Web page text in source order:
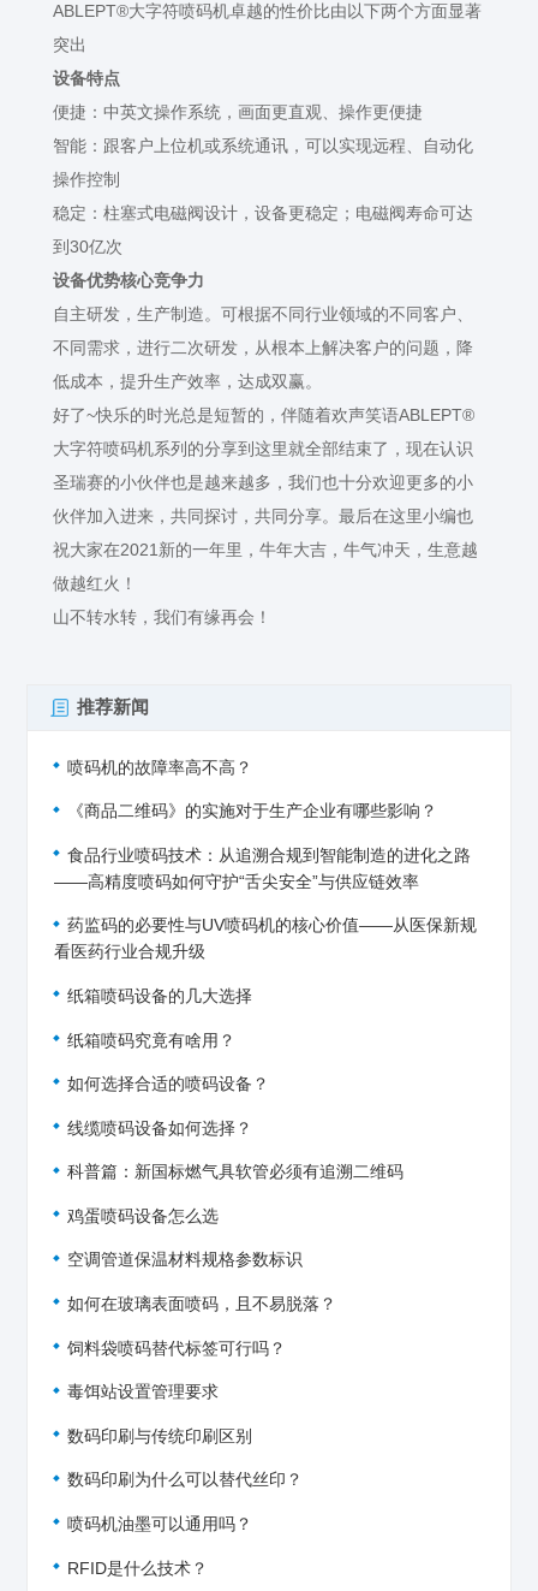
ABLEPT®大字符喷码机卓越的性价比由以下两个方面显著
突出
设备特点
便捷：中英文操作系统，画面更直观、操作更便捷
智能：跟客户上位机或系统通讯，可以实现远程、自动化
操作控制
稳定：柱塞式电磁阀设计，设备更稳定；电磁阀寿命可达
到30亿次
设备优势核心竞争力
自主研发，生产制造。可根据不同行业领域的不同客户、
不同需求，进行二次研发，从根本上解决客户的问题，降
低成本，提升生产效率，达成双赢。
好了~快乐的时光总是短暂的，伴随着欢声笑语ABLEPT®
大字符喷码机系列的分享到这里就全部结束了，现在认识
圣瑞赛的小伙伴也是越来越多，我们也十分欢迎更多的小
伙伴加入进来，共同探讨，共同分享。最后在这里小编也
祝大家在2021新的一年里，牛年大吉，牛气冲天，生意越
做越红火！
山不转水转，我们有缘再会！
推荐新闻
喷码机的故障率高不高？
《商品二维码》的实施对于生产企业有哪些影响？
食品行业喷码技术：从追溯合规到智能制造的进化之路
——高精度喷码如何守护“舌尖安全”与供应链效率
药监码的必要性与UV喷码机的核心价值——从医保新规
看医药行业合规升级
纸箱喷码设备的几大选择
纸箱喷码究竟有啥用？
如何选择合适的喷码设备？
线缆喷码设备如何选择？
科普篇：新国标燃气具软管必须有追溯二维码
鸡蛋喷码设备怎么选
空调管道保温材料规格参数标识
如何在玻璃表面喷码，且不易脱落？
饲料袋喷码替代标签可行吗？
毒饵站设置管理要求
数码印刷与传统印刷区别
数码印刷为什么可以替代丝印？
喷码机油墨可以通用吗？
RFID是什么技术？